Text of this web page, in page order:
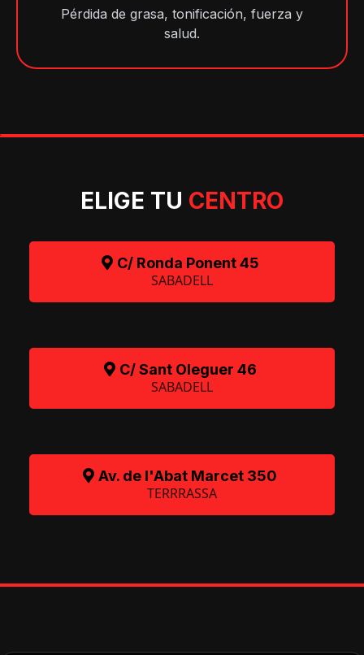
Pérdida de grasa, tonificación, fuerza y
salud.
ELIGE TU CENTRO
C/ Ronda Ponent 45
SABADELL
C/ Sant Oleguer 46
SABADELL
Av. de l'Abat Marcet 350
TERRRASSA